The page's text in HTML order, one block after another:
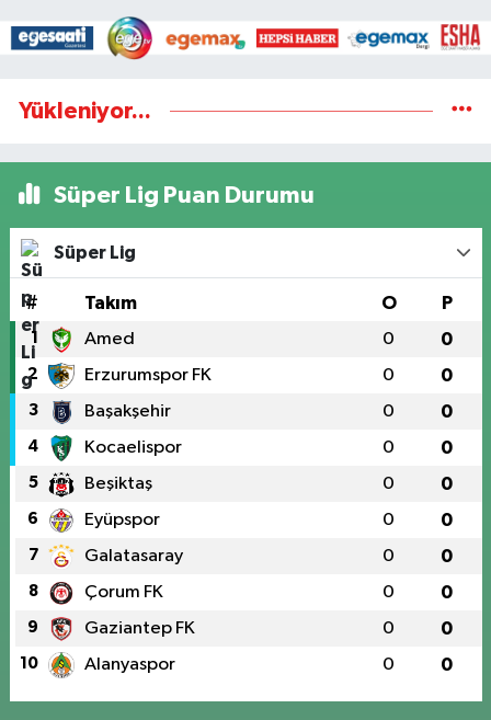
Yükleniyor...
Süper Lig Puan Durumu
Süper Lig
# Takım O P
1 Amed 0 0
2 Erzurumspor FK 0 0
3 Başakşehir 0 0
4 Kocaelispor 0 0
5 Beşiktaş 0 0
6 Eyüpspor 0 0
7 Galatasaray 0 0
8 Çorum FK 0 0
9 Gaziantep FK 0 0
10 Alanyaspor 0 0